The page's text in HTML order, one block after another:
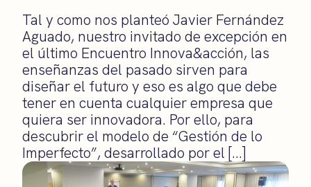
Contacto
Tal y como nos planteó Javier Fernández
Aguado, nuestro invitado de excepción en
el último Encuentro Innova&acción, las
enseñanzas del pasado sirven para
diseñar el futuro y eso es algo que debe
tener en cuenta cualquier empresa que
quiera ser innovadora. Por ello, para
descubrir el modelo de “Gestión de lo
Imperfecto”, desarrollado por el […]